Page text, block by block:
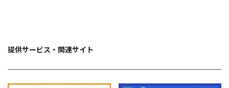
提供サービス・関連サイト